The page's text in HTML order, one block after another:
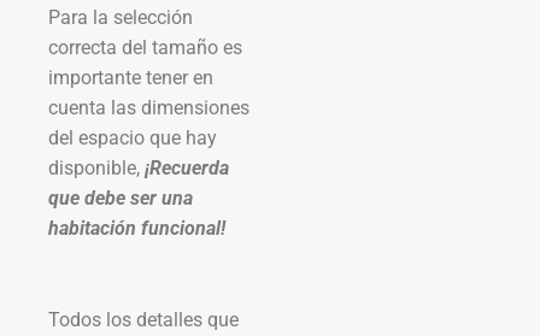
Para la selección
correcta del tamaño es
importante tener en
cuenta las dimensiones
del espacio que hay
disponible, ¡Recuerda
que debe ser una
habitación funcional!
Todos los detalles que